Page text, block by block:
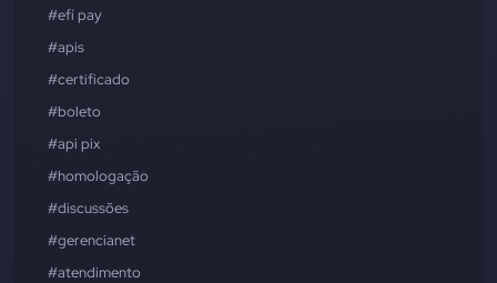
#efí pay
#apis
#certificado
#boleto
#api pix
#homologação
#discussões
#gerencianet
#atendimento